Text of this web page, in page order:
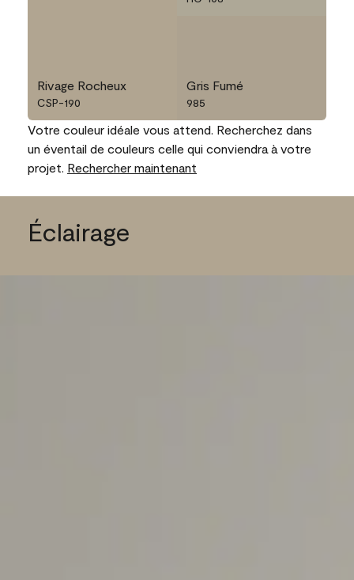
Rivage Rocheux
CSP-190
Gris Fumé
985
Votre couleur idéale vous attend. Recherchez dans
un éventail de couleurs celle qui conviendra à votre
projet. Rechercher maintenant
Éclairage